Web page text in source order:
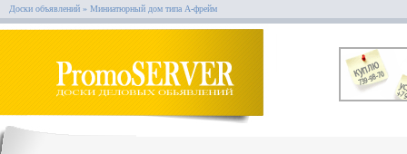
Доски объявлений » Миниатюрный дом типа А-фрейм